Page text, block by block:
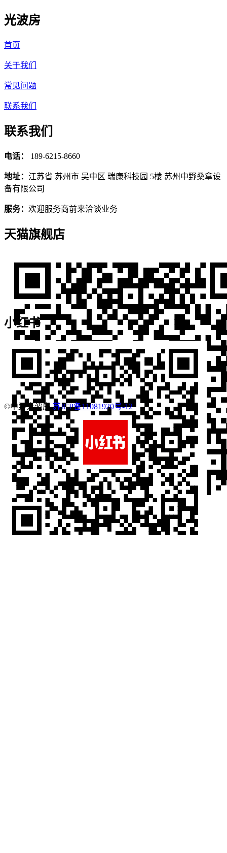
光波房
首页
关于我们
常见问题
联系我们
联系我们
电话： 189-6215-8660
地址： 江苏省 苏州市 吴中区 瑞康科技园 5楼 苏州中野桑拿设
备有限公司
服务： 欢迎服务商前来洽谈业务
天猫旗舰店
小红书
©中野光波房苏ICP备11081920号-12